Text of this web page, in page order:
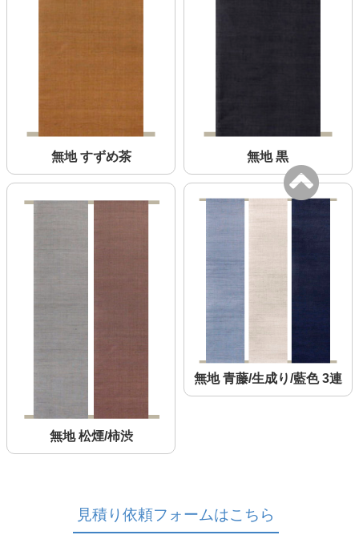
無地 すずめ茶 無地 黒
無地 松煙/柿渋
無地 青藤/生成り/藍色 3連
見積り依頼フォームはこちら